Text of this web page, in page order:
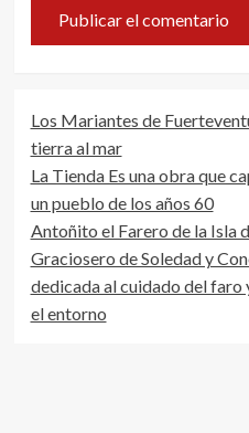
Los Mariantes de
tierra al mar
La Tienda Es una obra que
un pueblo de los años 60
Antoñito el Farero de la Isla
Graciosero de Soledad y
dedicada al cuidado del faro
el entorno